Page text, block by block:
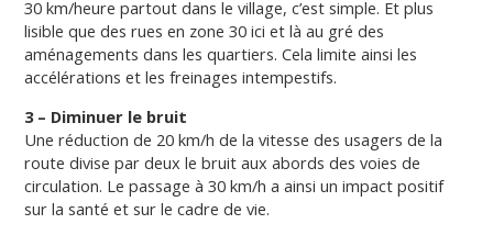
30 km/heure partout dans le village, c’est simple. Et plus
lisible que des rues en zone 30 ici et là au gré des
aménagements dans les quartiers. Cela limite ainsi les
accélérations et les freinages intempestifs.
3 – Diminuer le bruit
Une réduction de 20 km/h de la vitesse des usagers de la
route divise par deux le bruit aux abords des voies de
circulation. Le passage à 30 km/h a ainsi un impact positif
sur la santé et sur le cadre de vie.